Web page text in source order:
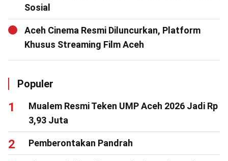
Sosial
Aceh Cinema Resmi Diluncurkan, Platform
Khusus Streaming Film Aceh
Populer
Mualem Resmi Teken UMP Aceh 2026 Jadi Rp
3,93 Juta
Pemberontakan Pandrah